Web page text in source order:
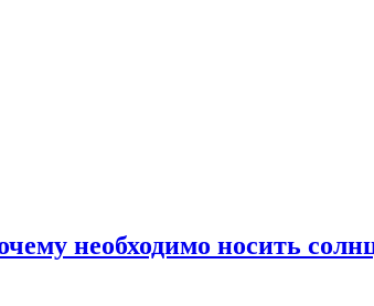
необходимо носить